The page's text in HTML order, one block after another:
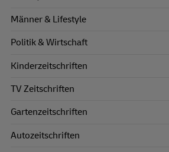
Männer & Lifestyle
Politik & Wirtschaft
Kinderzeitschriften
TV Zeitschriften
Gartenzeitschriften
Autozeitschriften